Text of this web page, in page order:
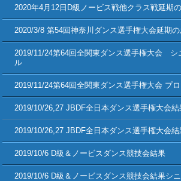
2020年4月12日D級ノービス戦他クラス戦延期
2020/3/8 第54回神奈川ダンス選手権大会延期
2019/11/24第64回全関東ダンス選手権大会 シ
ル
2019/11/24第64回全関東ダンス選手権大会 プ
2019/10/26,27 JBDF全日本ダンス選手権大会結
2019/10/26,27 JBDF全日本ダンス選手権大会結
2019/10/6 D級＆ノービスダンス競技会結果
2019/10/6 D級＆ノービスダンス競技会結果シ